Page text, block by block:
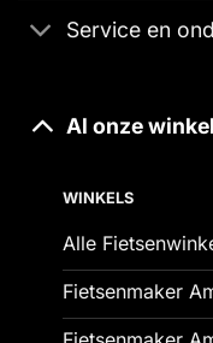
Service en
Al onze
WINKELS
Alle
Fietsenmaker